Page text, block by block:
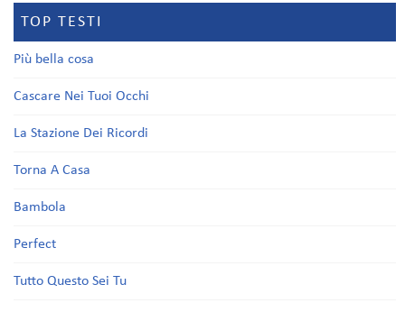
TOP TESTI
Più bella cosa
Cascare Nei Tuoi Occhi
La Stazione Dei Ricordi
Torna A Casa
Bambola
Perfect
Tutto Questo Sei Tu